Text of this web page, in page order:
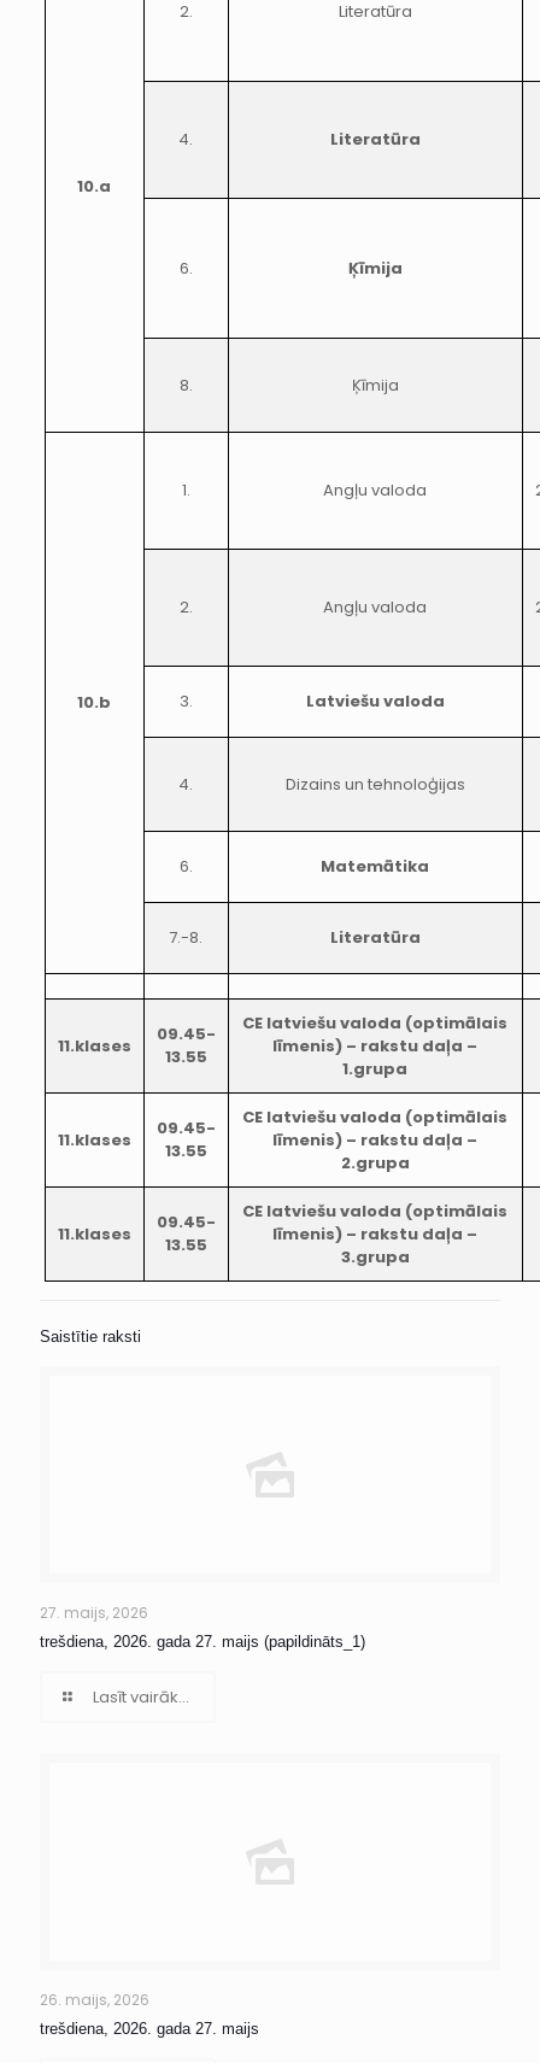
10.a
2. Literatūra
4. Literatūra
6. Ķīmija
8. Ķīmija
10.b
1. Angļu valoda
2. Angļu valoda
3. Latviešu valoda
4. Dizains un tehnoloģijas
6. Matemātika
7.-8. Literatūra
11.klases
09.45-
13.55
CE latviešu valoda (optimālais
līmenis) – rakstu daļa –
1.grupa
11.klases
09.45-
13.55
CE latviešu valoda (optimālais
līmenis) – rakstu daļa –
2.grupa
11.klases
09.45-
13.55
CE latviešu valoda (optimālais
līmenis) – rakstu daļa –
3.grupa
Saistītie raksti
27. maijs, 2026
trešdiena, 2026. gada 27. maijs (papildināts_1)
Lasīt vairāk...
26. maijs, 2026
trešdiena, 2026. gada 27. maijs